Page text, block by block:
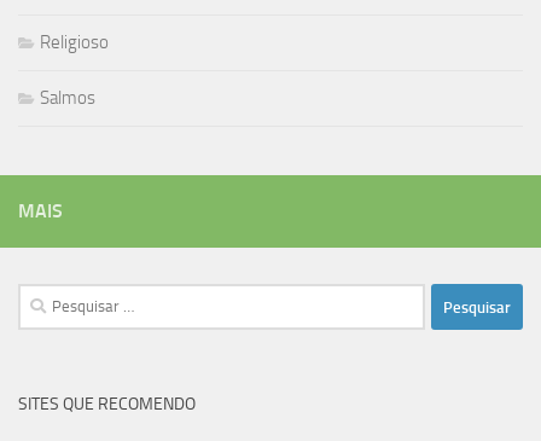
Religioso
Salmos
MAIS
Pesquisar
por:
SITES QUE RECOMENDO